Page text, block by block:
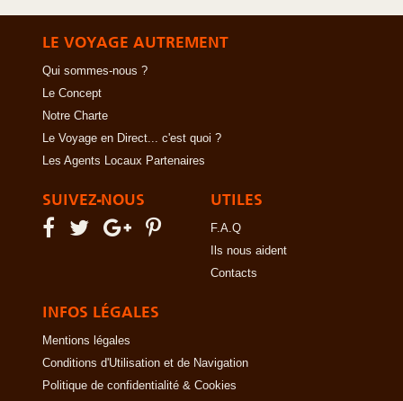
LE VOYAGE AUTREMENT
Qui sommes-nous ?
Le Concept
Notre Charte
Le Voyage en Direct... c'est quoi ?
Les Agents Locaux Partenaires
SUIVEZ-NOUS UTILES
F.A.Q
Ils nous aident
Contacts
INFOS LÉGALES
Mentions légales
Conditions d'Utilisation et de Navigation
Politique de confidentialité & Cookies